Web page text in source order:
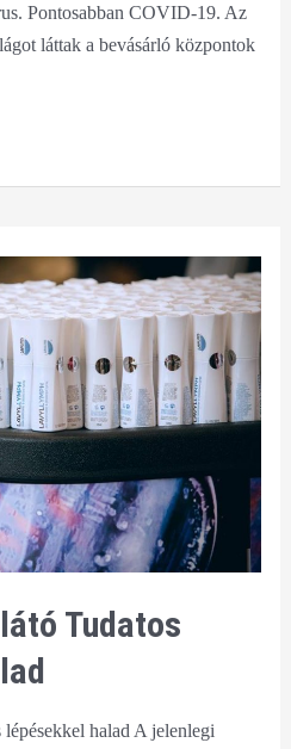
Pontosabban COVID-19. Az
láttak a bevásárló központok
Tudatos
halad A jelenlegi